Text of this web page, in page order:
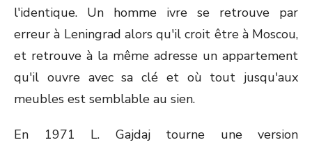
l'identique. Un homme ivre se retrouve par
erreur à Leningrad alors qu'il croit être à Moscou,
et retrouve à la même adresse un appartement
qu'il ouvre avec sa clé et où tout jusqu'aux
meubles est semblable au sien.
En 1971 L. Gajdaj tourne une version